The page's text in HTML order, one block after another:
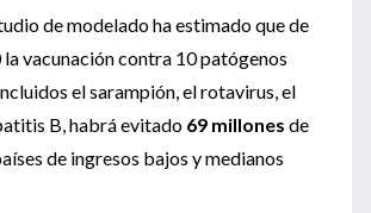
de modelado ha estimado que de
vacunación contra 10 patógenos
el sarampión, el rotavirus, el
B, habrá evitado 69 millones de
de ingresos bajos y medianos